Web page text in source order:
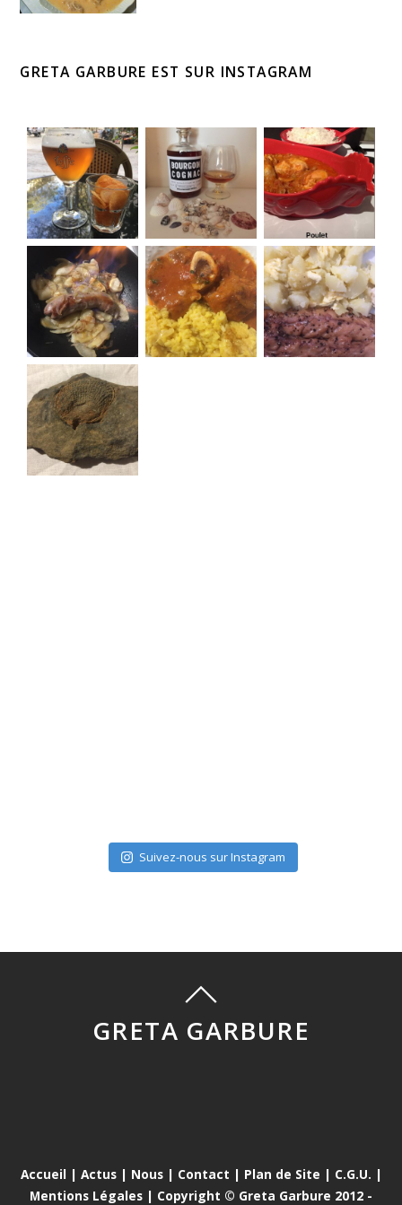
GRETA GARBURE EST SUR INSTAGRAM
Suivez-nous sur Instagram
GRETA GARBURE
Accueil | Actus| Nous| Contact | Plan de Site | C.G.U. |
Mentions Légales | Copyright © Greta Garbure 2012 -